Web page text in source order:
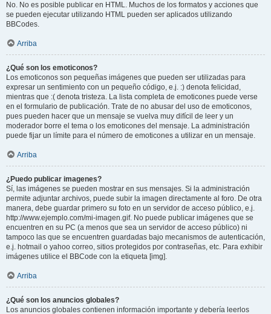
No. No es posible publicar en HTML. Muchos de los formatos y acciones que
se pueden ejecutar utilizando HTML pueden ser aplicados utilizando
BBCodes.
Arriba
¿Qué son los emoticonos?
Los emoticonos son pequeñas imágenes que pueden ser utilizadas para
expresar un sentimiento con un pequeño código, e.j. :) denota felicidad,
mientras que :( denota tristeza. La lista completa de emoticones puede verse
en el formulario de publicación. Trate de no abusar del uso de emoticonos,
pues pueden hacer que un mensaje se vuelva muy difícil de leer y un
moderador borre el tema o los emoticones del mensaje. La administración
puede fijar un límite para el número de emoticones a utilizar en un mensaje.
Arriba
¿Puedo publicar imagenes?
Sí, las imágenes se pueden mostrar en sus mensajes. Si la administración
permite adjuntar archivos, puede subir la imagen directamente al foro. De otra
manera, debe guardar primero su foto en un servidor de acceso público, e.j.
http://www.ejemplo.com/mi-imagen.gif. No puede publicar imágenes que se
encuentren en su PC (a menos que sea un servidor de acceso público) ni
tampoco las que se encuentren guardadas bajo mecanismos de autenticación,
e.j. hotmail o yahoo correo, sitios protegidos por contraseñas, etc. Para exhibir
imágenes utilice el BBCode con la etiqueta [img].
Arriba
¿Qué son los anuncios globales?
Los anuncios globales contienen información importante y debería leerlos